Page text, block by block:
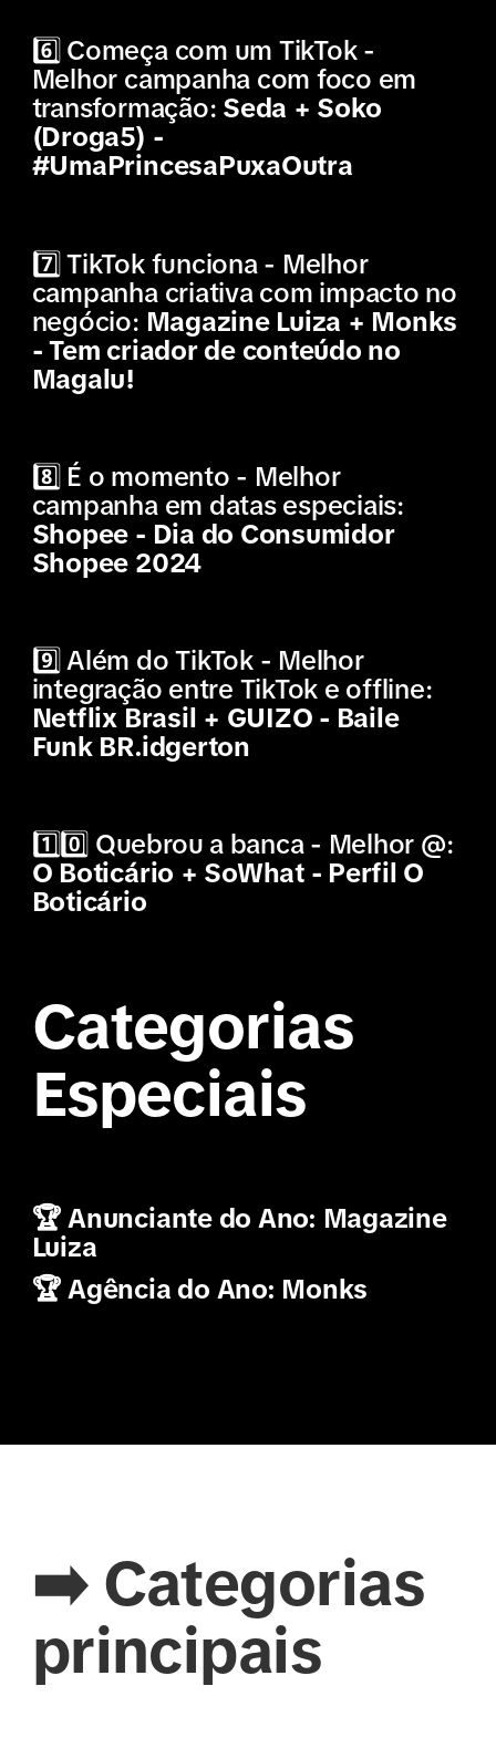
6️⃣ Começa com um TikTok -
Melhor campanha com foco em
transformação: Seda + Soko
(Droga5) -
#UmaPrincesaPuxaOutra
7️⃣ TikTok funciona - Melhor
campanha criativa com impacto no
negócio: Magazine Luiza + Monks
- Tem criador de conteúdo no
Magalu!
8️⃣ É o momento - Melhor
campanha em datas especiais:
Shopee - Dia do Consumidor
Shopee 2024
9️⃣ Além do TikTok - Melhor
integração entre TikTok e offline:
Netflix Brasil + GUIZO - Baile
Funk BR.idgerton
1️⃣0️⃣ Quebrou a banca - Melhor @:
O Boticário + SoWhat - Perfil O
Boticário
Categorias
Especiais
🏆 Anunciante do Ano: Magazine
Luiza
🏆 Agência do Ano: Monks
➡️ Categorias
principais